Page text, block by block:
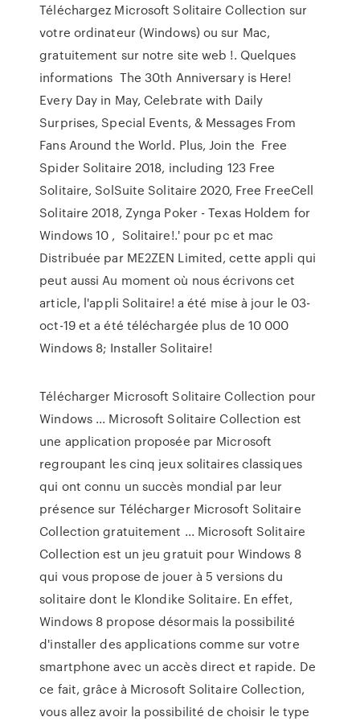
Téléchargez Microsoft Solitaire Collection sur
votre ordinateur (Windows) ou sur Mac,
gratuitement sur notre site web !. Quelques
informations The 30th Anniversary is Here!
Every Day in May, Celebrate with Daily
Surprises, Special Events, & Messages From
Fans Around the World. Plus, Join the Free
Spider Solitaire 2018, including 123 Free
Solitaire, SolSuite Solitaire 2020, Free FreeCell
Solitaire 2018, Zynga Poker - Texas Holdem for
Windows 10 , Solitaire!.' pour pc et mac
Distribuée par ME2ZEN Limited, cette appli qui
peut aussi Au moment où nous écrivons cet
article, l'appli Solitaire! a été mise à jour le 03-
oct-19 et a été téléchargée plus de 10 000
Windows 8; Installer Solitaire!
Télécharger Microsoft Solitaire Collection pour
Windows ... Microsoft Solitaire Collection est
une application proposée par Microsoft
regroupant les cinq jeux solitaires classiques
qui ont connu un succès mondial par leur
présence sur Télécharger Microsoft Solitaire
Collection gratuitement ... Microsoft Solitaire
Collection est un jeu gratuit pour Windows 8
qui vous propose de jouer à 5 versions du
solitaire dont le Klondike Solitaire. En effet,
Windows 8 propose désormais la possibilité
d'installer des applications comme sur votre
smartphone avec un accès direct et rapide. De
ce fait, grâce à Microsoft Solitaire Collection,
vous allez avoir la possibilité de choisir le type